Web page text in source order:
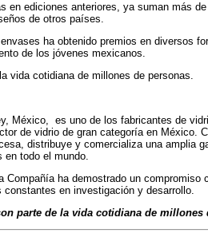
en ediciones anteriores, ya suman más
de otros países.
ha obtenido premios en diversos
de los jóvenes mexicanos.
vida cotidiana de millones de personas.
México, es uno de los fabricantes de
de vidrio de gran categoría en México.
distribuye y comercializa una amplia
en todo el mundo.
Compañía ha demostrado un
en investigación y desarrollo.
de la vida cotidiana de millones